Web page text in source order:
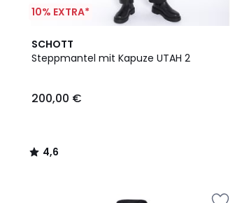
10% EXTRA*
SCHOTT
Steppmantel mit Kapuze UTAH 2
200,00 €
4,6
/ 5
4,6
/